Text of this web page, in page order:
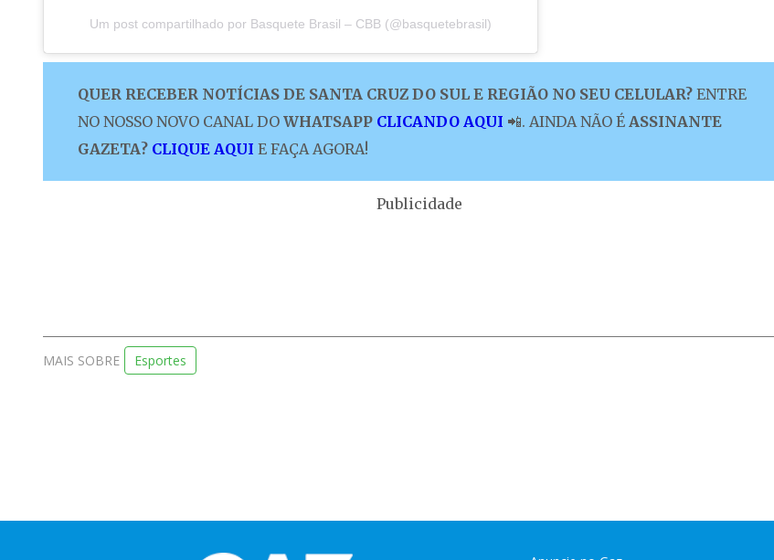
Um post compartilhado por Basquete Brasil – CBB (@basquetebrasil)
QUER RECEBER NOTÍCIAS DE SANTA CRUZ DO SUL E REGIÃO NO SEU CELULAR? ENTRE
NO NOSSO NOVO CANAL DO WHATSAPP CLICANDO AQUI 📲. AINDA NÃO É ASSINANTE
GAZETA? CLIQUE AQUI E FAÇA AGORA!
Publicidade
MAIS SOBRE Esportes